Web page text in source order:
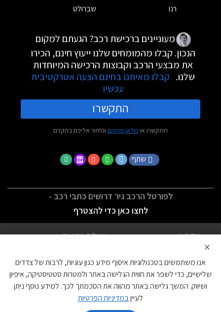
רנו
שברולט
מעוניינים ברכישת רכב? הגעתם למקום
הנכון. קבלו מהמומחים שלנו ייעוץ חינם, הכירו
את מבצעי הרכב וקבוצות הרכישה המיוחדות
שלנו. קבלו מאיתנו בחינם הצעה אטרקטיבית
עכשיו
התקשרו
התקשרו או מלאו פרטים ונחזור אליכם בהקדם
שתף
לפורטל הרכב גיר דרושים כתבי רכב -
לחצו כאן כדי להצטרף
אודותינו
שאלות נפוצות
הצהרת נגישות
צור קשר
עוגיות
×
אנו משתמשים בטכנולוגיות איסוף מידע כגון עוגיות, לרבות של צדדים
שלישיים, כדי לשפר את חווית הגלישה באתר ולמטרות סטטיסטיקה, איפיון
ושיווק. המשך גלישה באתר מהווה את הסכמתך לכך. למידע נוסף ניתן
לעייןבמדיניות הפרטיות